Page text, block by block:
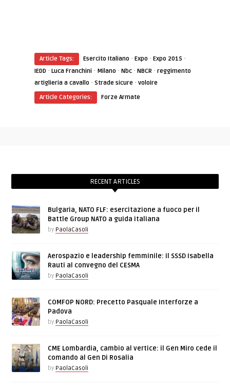
Article Tags: Esercito Italiano ·Expo ·Expo 2015 ·
IEDD ·Luca Franchini · Milano ·Nbc ·NBCR ·reggimento
artiglieria a cavallo ·Strade sicure ·voloire
Article Categories:
Forze Armate
RECENT ARTICLES
Bulgaria, NATO FLF: esercitazione a fuoco per il
Battle Group NATO a guida italiana
by PaolaCasoli
Aerospazio e leadership femminile: il SSSD Isabella
Rauti al convegno del CESMA
by PaolaCasoli
COMFOP NORD: Precetto Pasquale Interforze a
Padova
by PaolaCasoli
CME Lombardia, cambio al vertice: il Gen Miro cede il
comando al Gen Di Rosalia
by PaolaCasoli